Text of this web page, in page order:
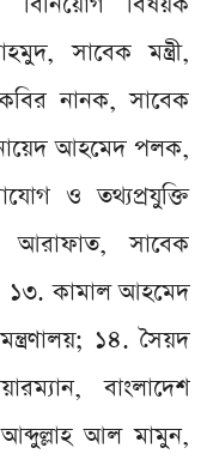
সাবেক মন্ত্রী,
কবির নানক, সাবেক
আহমেদ পলক,
ও তথ্যপ্রযুক্তি
আরাফাত, সাবেক
১৩. কামাল আহমেদ
১৪. সৈয়দ
বাংলাদেশ
আল মামুন,